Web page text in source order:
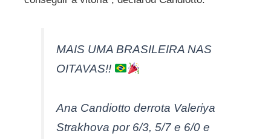
MAIS UMA BRASILEIRA NAS
OITAVAS!!
Ana Candiotto derrota Valeriya
Strakhova por 6/3, 5/7 e 6/0 e